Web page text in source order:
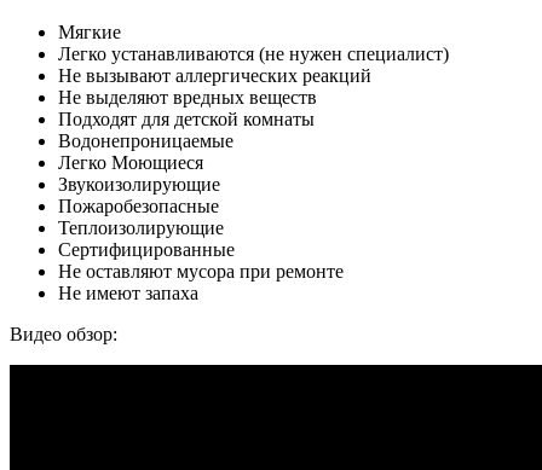
Мягкие
Легко устанавливаются (не нужен специалист)
Не вызывают аллергических реакций
Не выделяют вредных веществ
Подходят для детской комнаты
Водонепроницаемые
Легко Моющиеся
Звукоизолирующие
Пожаробезопасные
Теплоизолирующие
Сертифицированные
Не оставляют мусора при ремонте
Не имеют запаха
Видео обзор: